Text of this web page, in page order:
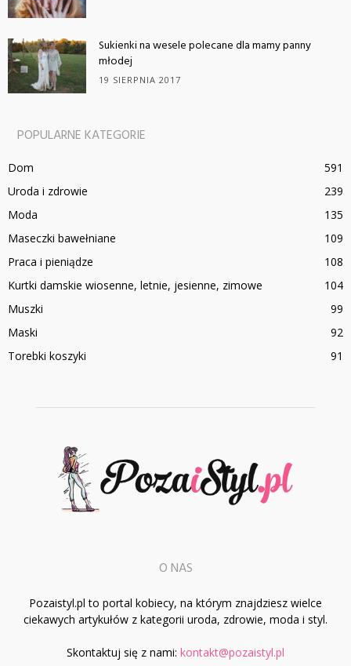
Sukienki na wesele polecane dla mamy panny
młodej
19 SIERPNIA 2017
POPULARNE KATEGORIE
Dom
591
Uroda i zdrowie
239
Moda
135
Maseczki bawełniane
109
Praca i pieniądze
108
Kurtki damskie wiosenne, letnie, jesienne, zimowe
104
Muszki
99
Maski
92
Torebki koszyki
91
O NAS
Pozaistyl.pl to portal kobiecy, na którym znajdziesz wielce
ciekawych artykułów z kategorii uroda, zdrowie, moda i styl.
Skontaktuj się z nami: kontakt@pozaistyl.pl